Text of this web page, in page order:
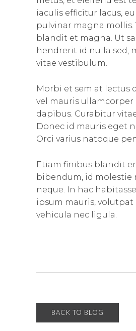
iaculis efficitur lacus,
pulvinar magna mollis.
blandit et magna. Ut
hendrerit id nulla sed,
vitae vestibulum.
Morbi et sem at lectus
vel mauris
dapibus. Curabitur
Donec id mauris eget
Orci varius natoque
Etiam finibus blandit
bibendum, id molestie
neque. In hac
ipsum mauris, volutpat
vehicula nec ligula.
BACK TO BLOG